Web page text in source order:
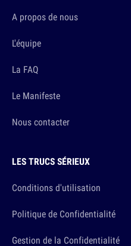
A propos de nous
L'équipe
La FAQ
Le Manifeste
Nous contacter
LES TRUCS SÉRIEUX
Conditions d'utilisation
Politique de Confidentialité
Gestion de la Confidentialité